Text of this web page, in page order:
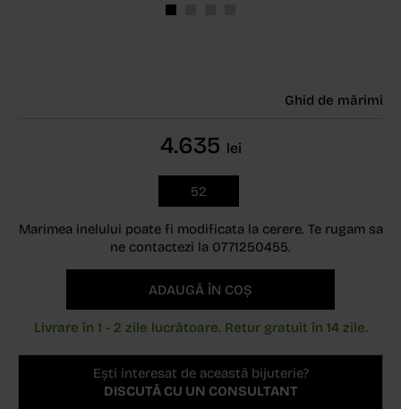
Ghid de mărimi
4.635 lei
52
Marimea inelului poate fi modificata la cerere. Te rugam sa
ne contactezi la 0771250455.
ADAUGĂ ÎN COȘ
Livrare în 1 - 2 zile lucrătoare. Retur gratuit în 14 zile.
Ești interesat de această bijuterie?
DISCUTĂ CU UN CONSULTANT